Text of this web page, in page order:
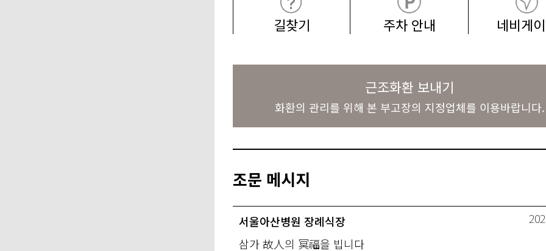
길찾기 주차 안내 네비게
근조화환 보내기
화환의 관리를 위해 본 부고장의 지정업체를 이용바랍니다.
조문 메시지
서울아산병원 장례식장
삼가 故人의 冥福을 빕니다